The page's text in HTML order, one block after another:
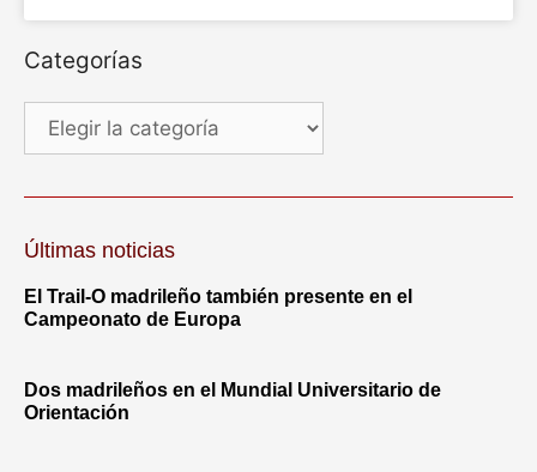
Categorías
Últimas noticias
El Trail-O madrileño también presente en el
Campeonato de Europa
Dos madrileños en el Mundial Universitario de
Orientación